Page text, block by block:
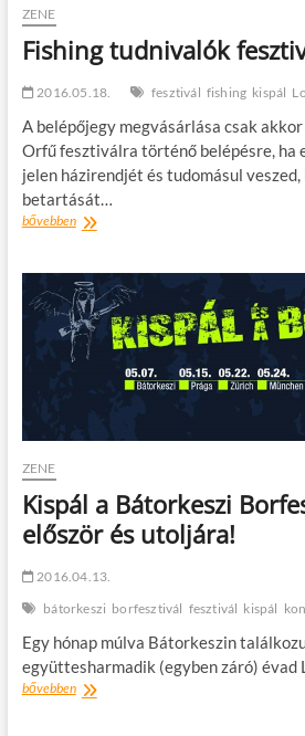
ZENE
Fishing tudnivalók
2016.05.18. fesztivál fishing kispál
A belépőjegy megvásárlása csak
Orfű fesztiválra történő belépésre, ha
jelen házirendjét és tudomásul veszed,
betartását…
bővebbenFishing
ZENE
Kispál a Bátorkeszi
először és utoljára!
2016.04.13.
bátorkeszi borfesztivál fesztivál kispál
Egy hónap múlva Bátorkeszin
együttesharmadik (egyben záró) évad
bővebbenKispál